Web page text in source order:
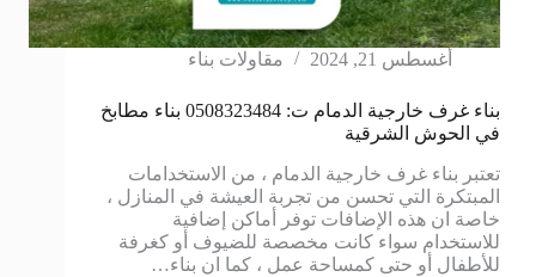
أغسطس 21, 2024 مقاولات بناء
بناء غرف خارجية الدمام ت: 0508323484 بناء مطابخ
في الحوش الشرقية
تعتبر بناء غرف خارجية الدمام ، من الاستخدامات
المبتكرة التي تحسن من تجربة العيشة في المنازل ،
خاصة ان هذه الإضافات توفر أماكن إضافية
للاستخدام سواء كانت مخصصة للضيوف أو كغرفة
للأطفال أو حتى كمساحة عمل ، كما ان بناء…